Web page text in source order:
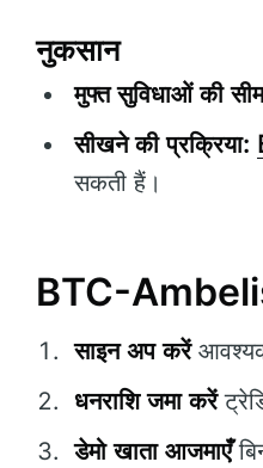
नुकसान
मुफ्त सुविधाओं की
सीखने की प्रक्रिया:
सकती हैं।
BTC-
साइन अप करेंआवश्यक
धनराशि जमा करें
डेमो खाता आजमाएँ